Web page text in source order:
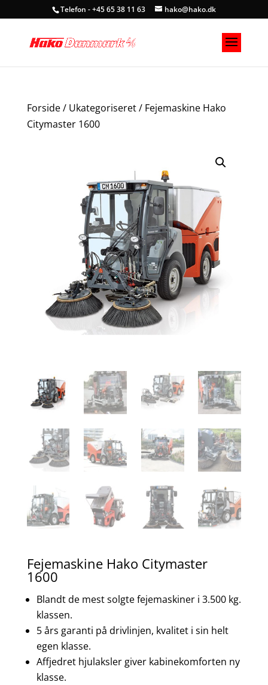
Telefon - +45 65 38 11 63 hako@hako.dk
Forside/ Ukategoriseret/ Fejemaskine Hako
Citymaster 1600
Fejemaskine Hako Citymaster
1600
Blandt de mest solgte fejemaskiner i 3.500 kg.
klassen.
5 års garanti på drivlinjen, kvalitet i sin helt
egen klasse.
Affjedret hjulaksler giver kabinekomforten ny
klasse.